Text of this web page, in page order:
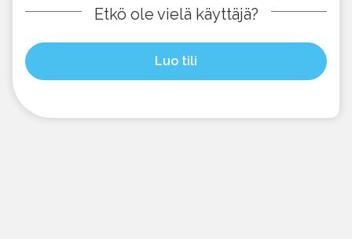
Etkö ole vielä käyttäjä?
Luo tili